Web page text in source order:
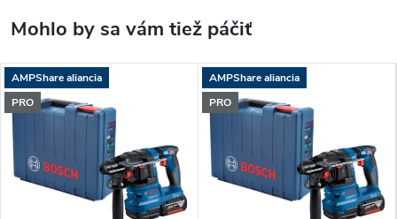
AMPShare aliancia
PRO
AMPShare aliancia
PRO